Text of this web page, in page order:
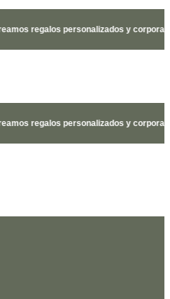
regalos personalizados y
regalos personalizados y